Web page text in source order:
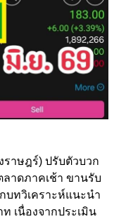
ราษฎร์) ปรับตัวบวก
ลาดภาคเช้า ขานรับ
บทวิเคราะห์แนะนำ
เนื่องจากประเมิน